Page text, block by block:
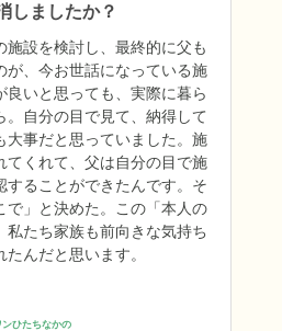
しましたか？
施設を検討し、最終的に父も
が、今お世話になっている施
良いと思っても、実際に暮ら
。自分の目で見て、納得して
大事だと思っていました。施
てくれて、父は自分の目で施
することができたんです。そ
で」と決めた。この「本人の
私たち家族も前向きな気持ち
んだと思います。
ひたちなかの